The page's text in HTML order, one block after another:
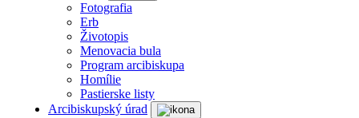
Fotografia
Erb
Životopis
Menovacia bula
Program arcibiskupa
Homílie
Pastierske listy
Arcibiskupský úrad